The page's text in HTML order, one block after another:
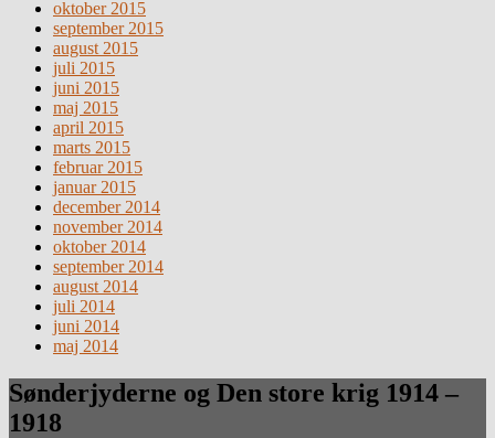
oktober 2015
september 2015
august 2015
juli 2015
juni 2015
maj 2015
april 2015
marts 2015
februar 2015
januar 2015
december 2014
november 2014
oktober 2014
september 2014
august 2014
juli 2014
juni 2014
maj 2014
Sønderjyderne og Den store krig 1914 –
1918